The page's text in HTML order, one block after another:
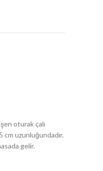
oturak çalı
cm uzunluğundadır.
gelir.